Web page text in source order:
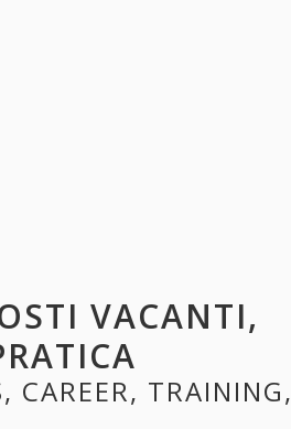
VACANTI,
CAREER, TRAINING,